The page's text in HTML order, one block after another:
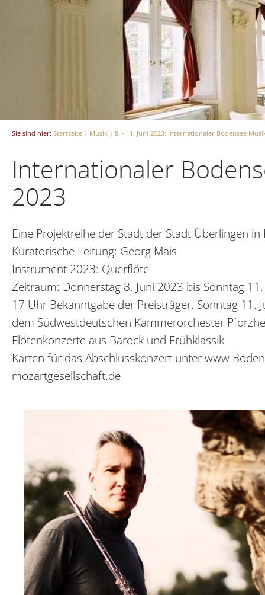
Sie sind hier: Startseite | Musik | 8. - 11. Juni 2023: Internationaler Bodensee
Internationaler
2023
Eine Projektreihe der Stadt der Stadt Überlingen
Kuratorische Leitung: Georg Mais
Instrument 2023: Querflöte
Zeitraum: Donnerstag 8. Juni 2023 bis Sonntag
17 Uhr Bekanntgabe der Preisträger. Sonntag 11.
dem Südwestdeutschen Kammerorchester
Flötenkonzerte aus Barock und Frühklassik
Karten für das Abschlusskonzert unter
mozartgesellschaft.de